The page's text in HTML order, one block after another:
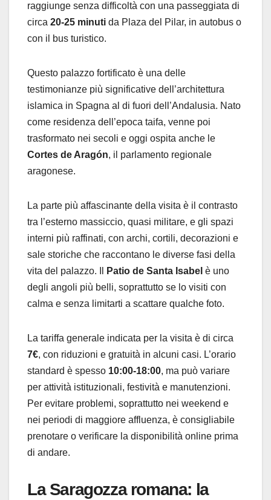
raggiunge senza difficoltà con una passeggiata di
circa 20-25 minuti da Plaza del Pilar, in autobus o
con il bus turistico.
Questo palazzo fortificato è una delle
testimonianze più significative dell’architettura
islamica in Spagna al di fuori dell’Andalusia. Nato
come residenza dell’epoca taifa, venne poi
trasformato nei secoli e oggi ospita anche le
Cortes de Aragón, il parlamento regionale
aragonese.
La parte più affascinante della visita è il contrasto
tra l’esterno massiccio, quasi militare, e gli spazi
interni più raffinati, con archi, cortili, decorazioni e
sale storiche che raccontano le diverse fasi della
vita del palazzo. Il
Patio de Santa Isabel è uno
degli angoli più belli, soprattutto se lo visiti con
calma e senza limitarti a scattare qualche foto.
La tariffa generale indicata per la visita è di circa
7€, con riduzioni e gratuità in alcuni casi. L’orario
standard è spesso 10:00-18:00, ma può variare
per attività istituzionali, festività e manutenzioni.
Per evitare problemi, soprattutto nei weekend e
nei periodi di maggiore affluenza, è consigliabile
prenotare o verificare la disponibilità online prima
di andare.
La Saragozza romana: la